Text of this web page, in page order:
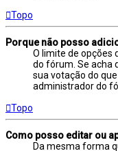
Topo
Porque não posso
O limite de opções
do fórum. Se acha
sua votação do
administrador do
Topo
Como posso editar ou
Da mesma forma